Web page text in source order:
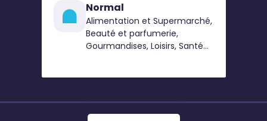
Normal
Alimentation et Supermarché,
Beauté et parfumerie,
Gourmandises, Loisirs, Santé